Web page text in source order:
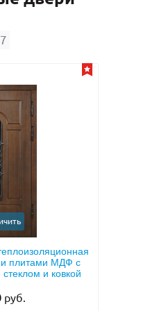
7
Увеличить
Входная дверь с
бугельной ручкой и
покрытием
000